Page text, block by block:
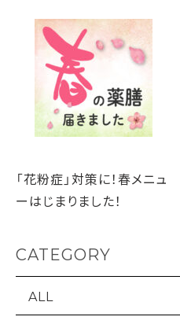
「花粉症」対策に！春メニュ
ーはじまりました！
CATEGORY
ALL